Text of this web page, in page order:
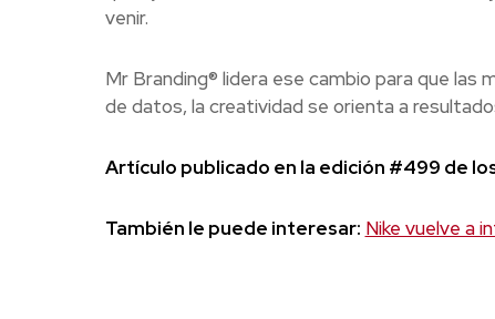
venir.
Mr Branding® lidera ese cambio para que
de datos, la creatividad se orienta a
Artículo publicado en la edición #499 de
También le puede interesar: Nike vuelve a